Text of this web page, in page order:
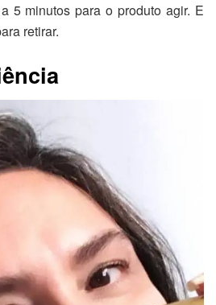
5 minutos para o produto agir. E
retirar.